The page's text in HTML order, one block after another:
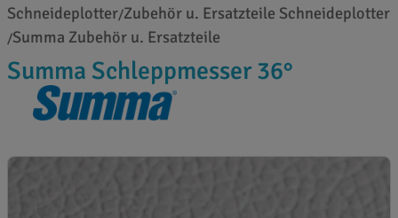
Schneideplotter/Zubehör u. Ersatzteile Schneideplotter
/Summa Zubehör u. Ersatzteile
Summa Schleppmesser 36°